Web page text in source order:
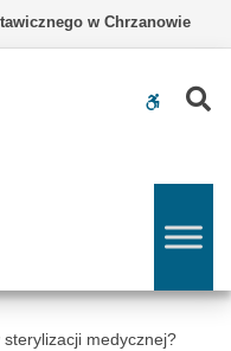
w Chrzanowie
WCAG
medycznej?